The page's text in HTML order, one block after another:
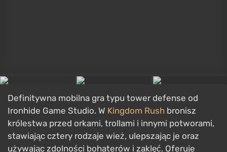
ulepszasz je wzdłuż trzech ścieżek rozwoju i łączysz
ich zdolności. Gra oferuje ogromną liczbę map,
trybów i bohaterów, regularne aktualizacje oraz
kooperację dla czterech graczy. Za niepoważnym
wyglądem kryje się prawdziwa strategiczna głębia.